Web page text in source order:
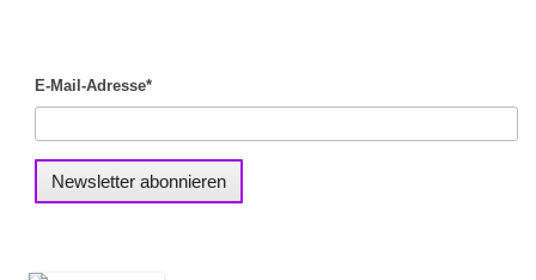
E-Mail-Adresse*